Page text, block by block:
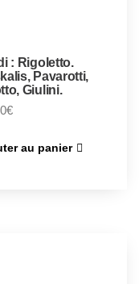
: Rigoletto.
Pavarotti,
Giulini.
€
au panier